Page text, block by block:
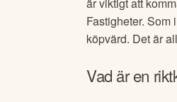
är viktigt att
Fastigheter. Som
köpvärd. Det är
Vad är en